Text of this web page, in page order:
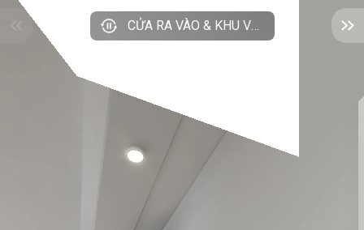
CỬA RA VÀO & KHU VỰC BẾP